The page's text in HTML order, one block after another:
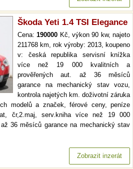
Škoda Yeti 1.4 TSI Elegance
Cena:190000 Kč, výkon 90 kw, najeto
211768 km, rok výroby: 2013, koupeno
v: česká republika servisní knížka
více než 19 000 kvalitních a
prověřených aut. až 36 měsíců
garance na mechanický stav vozu,
kontrola najetých km. doživotní záruka
modelů a značek, férové ceny, peníze
čr,2.maj, serv.kniha více než 19 000
36 měsíců garance na mechanický stav
Zobrazit inzerát